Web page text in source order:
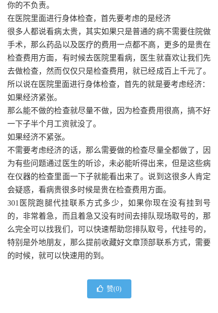
你的不负责。
在医院里面进行身体检查，首先要考虑的是经济
很多人都说看病太贵，其实如果只是普通的病不需要住院做
手术，那么药品以及医疗的费用一点都不高，更多的是贵在
检查费用方面，有时候去医院里看病，医生就喜欢让我们先
去做检查，然而仅仅只是检查费用，就已经成百上千元了。
所以说在医院里面进行身体检查，首先的就是要考虑经济：
如果经济紧张。
那么能不做的检查就尽量不做，因为检查费用很高，搞不好
一下子半个月工资就没了。
如果经济不紧张。
不需要考虑经济的话，那么需要做的检查尽量全都做了，因
为有些问题通过医生的听诊，未必能听得出来，但是这些病
在仪器的检查里面一下子就能看出来了。说到这很多人肯定
会疑惑，看病贵很多时候是贵在检查费用方面。
301医院跑腿代挂联系方式多少，如果你现在没有挂到号
的，非常着急，而且着急又没有时间去排队现场取号的，那
么完全可以找我们，可以快速帮助您排队取号，代挂号的，
特别是外地朋友，那么提前收藏好文章顶部联系方式，需要
的时候，就可以快速用的到。
赞(0)